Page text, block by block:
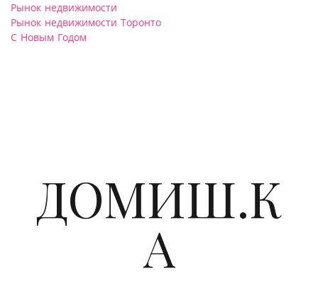
Рынок недвижимости
Рынок недвижимости Торонто
С Новым Годом
ДОМИШ.К
А